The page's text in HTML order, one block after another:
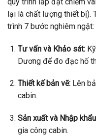
lại là chất lượng thiết bị).
trình 7 bước nghiêm ngặt:
Tư vấn và Khảo sát:Kỹ
Dương để đo đạc hố
Thiết kế bản vẽ:Lên
cabin.
Sản xuất và Nhập
gia công cabin.